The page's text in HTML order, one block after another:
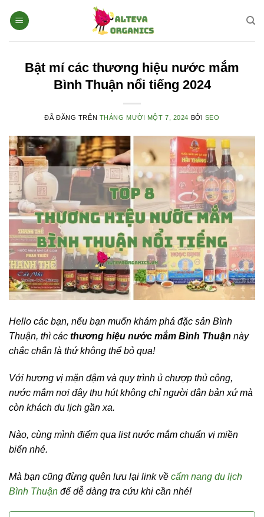
đến
Bật mí các thương hiệu nước mắm
Bình Thuận nổi tiếng 2024
ĐÃ ĐĂNG TRÊN THÁNG MƯỜI MỘT 7, 2024 BỞI SEO
Hello các bạn, nếu bạn muốn khám phá đặc sản Bình
Thuận, thì các thương hiệu nước mắm Bình Thuận này
chắc chắn là thứ không thể bỏ qua!
Với hương vị mặn đậm và quy trình ủ chượp thủ công,
nước mắm nơi đây thu hút không chỉ người dân bản xứ mà
còn khách du lịch gần xa.
Nào, cùng mình điểm qua list nước mắm chuẩn vị miền
biển nhé.
Mà bạn cũng đừng quên lưu lại link về cẩm nang du lịch
Bình Thuận để dễ dàng tra cứu khi cần nhé!